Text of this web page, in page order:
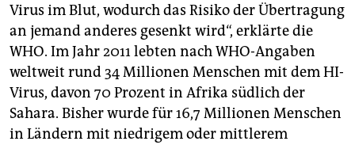
Virus im Blut, wodurch das Risiko der Übertragung
an jemand anderes gesenkt wird“, erklärte die
WHO. Im Jahr 2011 lebten nach WHO-Angaben
weltweit rund 34 Millionen Menschen mit dem HI-
Virus, davon 70 Prozent in Afrika südlich der
Sahara. Bisher wurde für 16,7 Millionen Menschen
in Ländern mit niedrigem oder mittlerem